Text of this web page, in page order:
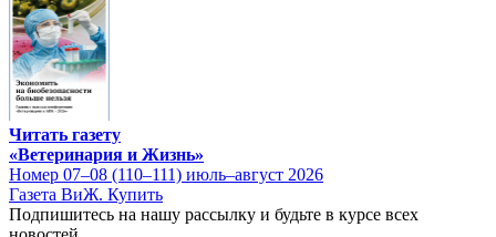
Читать газету
«Ветеринария и Жизнь»
Номер 07–08 (110–111) июль–август 2026
Газета ВиЖ. Купить
Подпишитесь на нашу рассылку и будьте в курсе всех